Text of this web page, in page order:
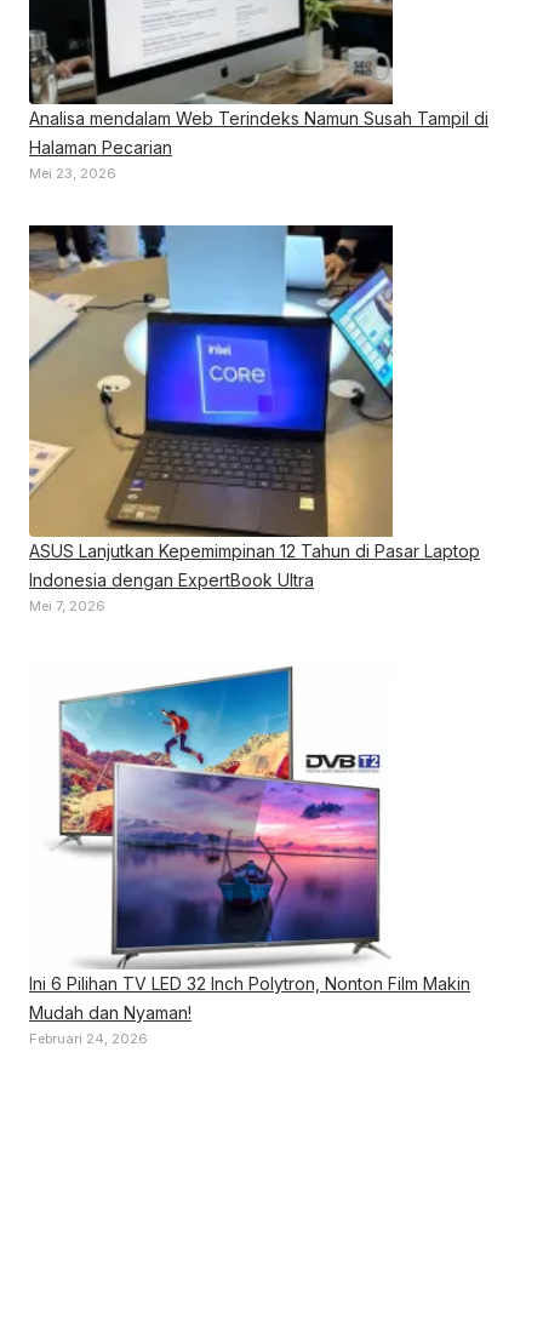
Analisa mendalam Web Terindeks Namun Susah Tampil di
Halaman Pecarian
Mei 23, 2026
ASUS Lanjutkan Kepemimpinan 12 Tahun di Pasar Laptop
Indonesia dengan ExpertBook Ultra
Mei 7, 2026
Ini 6 Pilihan TV LED 32 Inch Polytron, Nonton Film Makin
Mudah dan Nyaman!
Februari 24, 2026